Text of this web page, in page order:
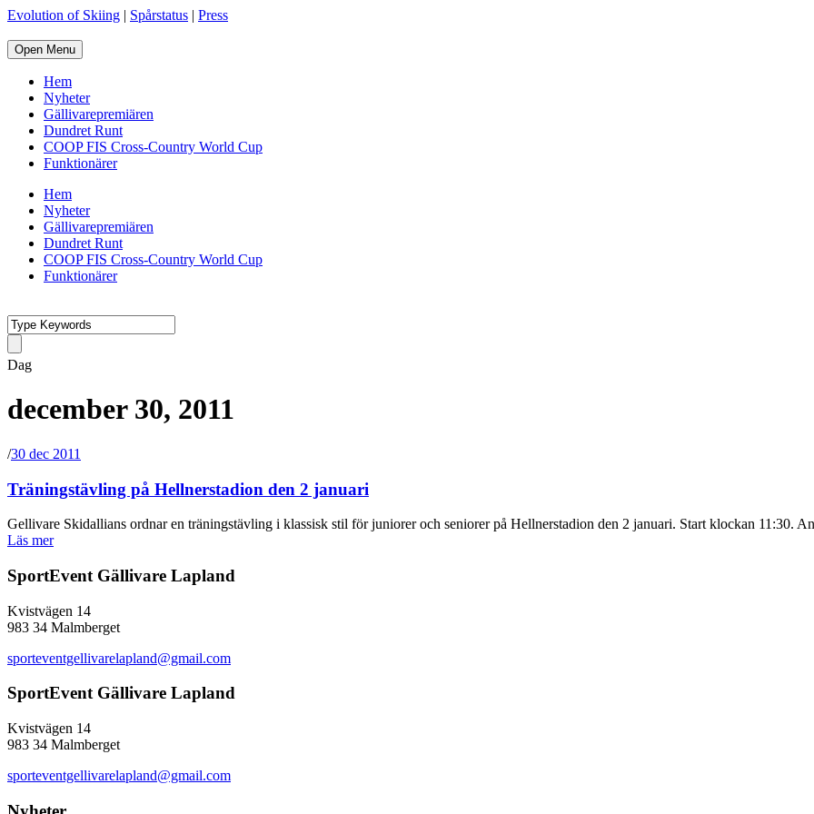
Evolution of Skiing | Spårstatus | Press
Open Menu
Hem
Nyheter
Gällivarepremiären
Dundret Runt
COOP FIS Cross-Country World Cup
Funktionärer
Hem
Nyheter
Gällivarepremiären
Dundret Runt
COOP FIS Cross-Country World Cup
Funktionärer
Dag
december 30, 2011
/30 dec 2011
Träningstävling på Hellnerstadion den 2 januari
Gellivare Skidallians ordnar en träningstävling i klassisk stil för juniorer och seniorer på Hellnerstadion den 2 januari. Start klockan 11:30.
Läs mer
SportEvent Gällivare Lapland
Kvistvägen 14
983 34 Malmberget
sporteventgellivarelapland@gmail.com
SportEvent Gällivare Lapland
Kvistvägen 14
983 34 Malmberget
sporteventgellivarelapland@gmail.com